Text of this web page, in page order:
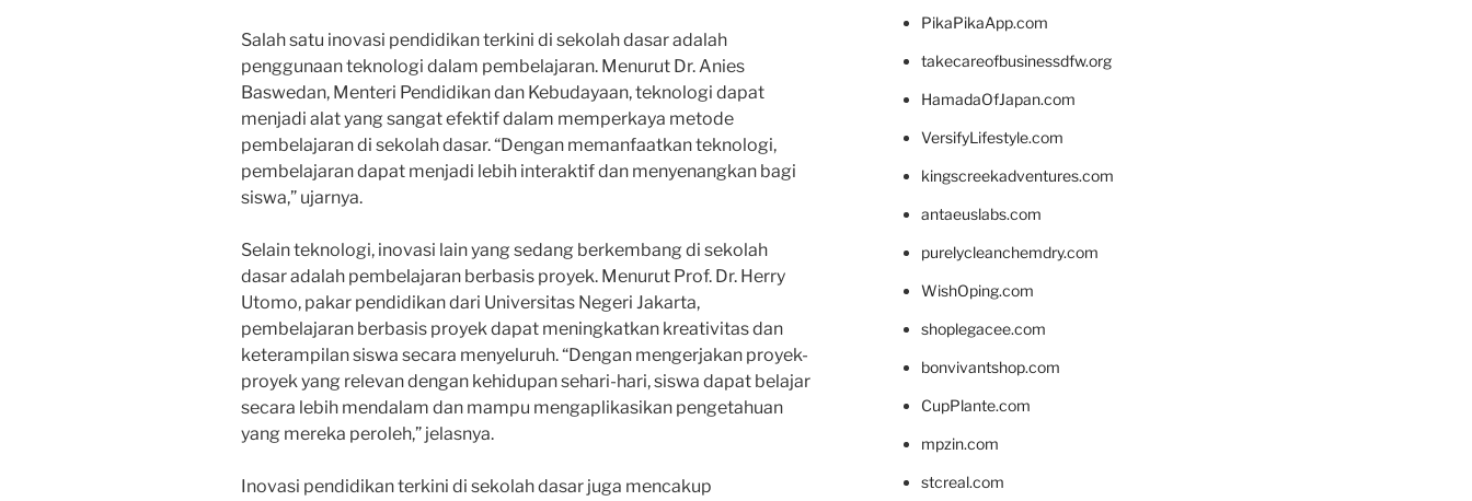
Salah satu inovasi pendidikan terkini di sekolah dasar adalah
penggunaan teknologi dalam pembelajaran. Menurut Dr. Anies
Baswedan, Menteri Pendidikan dan Kebudayaan, teknologi dapat
menjadi alat yang sangat efektif dalam memperkaya metode
pembelajaran di sekolah dasar. “Dengan memanfaatkan teknologi,
pembelajaran dapat menjadi lebih interaktif dan menyenangkan bagi
siswa,” ujarnya.
Selain teknologi, inovasi lain yang sedang berkembang di sekolah
dasar adalah pembelajaran berbasis proyek. Menurut Prof. Dr. Herry
Utomo, pakar pendidikan dari Universitas Negeri Jakarta,
pembelajaran berbasis proyek dapat meningkatkan kreativitas dan
keterampilan siswa secara menyeluruh. “Dengan mengerjakan proyek-
proyek yang relevan dengan kehidupan sehari-hari, siswa dapat belajar
secara lebih mendalam dan mampu mengaplikasikan pengetahuan
yang mereka peroleh,” jelasnya.
Inovasi pendidikan terkini di sekolah dasar juga mencakup
PikaPikaApp.com
takecareofbusinessdfw.org
HamadaOfJapan.com
VersifyLifestyle.com
kingscreekadventures.com
antaeuslabs.com
purelycleanchemdry.com
WishOping.com
shoplegacee.com
bonvivantshop.com
CupPlante.com
mpzin.com
stcreal.com